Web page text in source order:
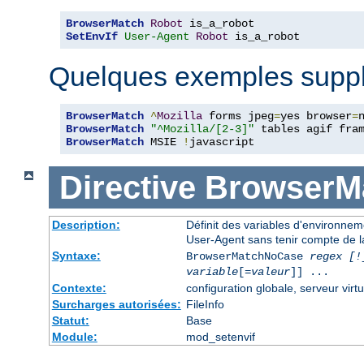
BrowserMatch Robot
SetEnvIf User-Agent Robot is_a_robot
Quelques exemples
BrowserMatch ^Mozilla forms jpeg=yes browser=
BrowserMatch
"^Mozilla/[2-3]"
BrowserMatch MSIE ! javascript
Directive
Description:
Définit des variables
User-Agent sans tenir compte de
Syntaxe:
BrowserMatchNoCase regex
variable[=valeur]] ...
Contexte:
configuration globale, serveur
Surcharges autorisées: FileInfo
Statut:
Base
Module:
mod_setenvif